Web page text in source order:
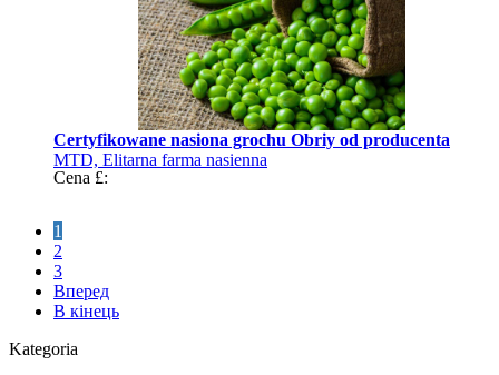
Certyfikowane nasiona grochu Obriy od producenta
MTD, Elitarna farma nasienna
Cena £:
1
2
3
Вперед
В кінець
Kategoria